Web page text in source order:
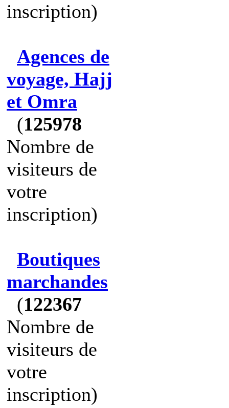
inscription)
Agences de
voyage, Hajj
et Omra
(125978
Nombre de
visiteurs de
votre
inscription)
Boutiques
marchandes
(122367
Nombre de
visiteurs de
votre
inscription)